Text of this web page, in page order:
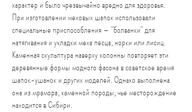
характер и было чрезвычайно вредно для здоровья.
При изготовлении меховых шапок использовали
специальные приспособления – "болванки" для
натягивания и укладки меха песца, норки или лисиц.
Каменная скульптура наверху колонны повторяет эти
деревянные формы модного фасона в советское время
шапок-ушанок и других моделей. Однако выполнена
она из мрамора, каменной породы, чье месторождение
находится в Сибири.